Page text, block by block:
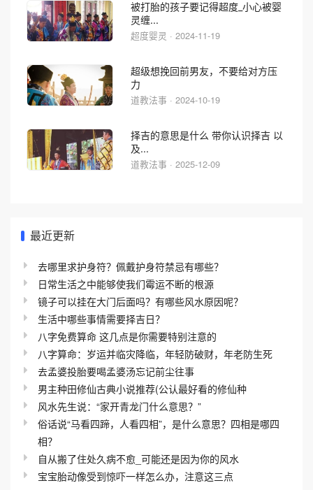
被打胎的孩子要记得超度_小心被婴
灵缠...
超度婴灵 · 2024-11-19
超级想挽回前男友，不要给对方压
力
道教法事 · 2024-10-19
择吉的意思是什么 带你认识择吉 以
及...
道教法事 · 2025-12-09
最近更新
去哪里求护身符？佩戴护身符禁忌有哪些？
日常生活之中能够使我们霉运不断的根源
镜子可以挂在大门后面吗？有哪些风水原因呢？
生活中哪些事情需要择吉日？
八字免费算命 这几点是你需要特别注意的
八字算命：岁运并临灾降临，年轻防破财，年老防生死
去孟婆投胎要喝孟婆汤忘记前尘往事
男主种田修仙古典小说推荐(公认最好看的修仙种
风水先生说：“家开青龙门什么意思？”
俗话说“马看四蹄，人看四相”，是什么意思？四相是哪四
相？
自从搬了住处久病不愈_可能还是因为你的风水
宝宝胎动像受到惊吓一样怎么办，注意这三点